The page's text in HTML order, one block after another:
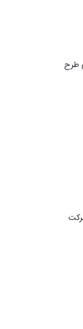
طرح